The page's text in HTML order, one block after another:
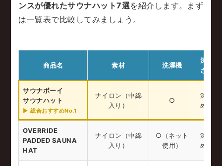
ンスが優れたサウナハット7選を紹介します。まず
は一覧表で比較してみましょう。
商品名 素材 洗濯機
深
さ
サウナボーイ
サウナハット
▶ 総合おすすめNo.1
ナイロン（中綿
入り）
○
深
め
OVERRIDE
PADDED SAUNA
HAT
ナイロン（中綿
入り）
○（ネット
使用）
深
め